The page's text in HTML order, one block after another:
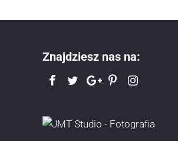
Znajdziesz nas na: